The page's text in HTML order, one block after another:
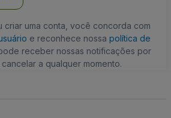
criar uma conta, você concorda com
e reconhece nossa política de
receber nossas notificações por
a qualquer momento.